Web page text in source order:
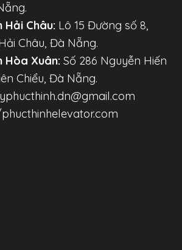
Hải Châu: Lô 15 Đường số 8,
Châu, Đà Nẵng.
Hòa Xuân: Số 286 Nguyễn Hiến
Chiểu, Đà Nẵng.